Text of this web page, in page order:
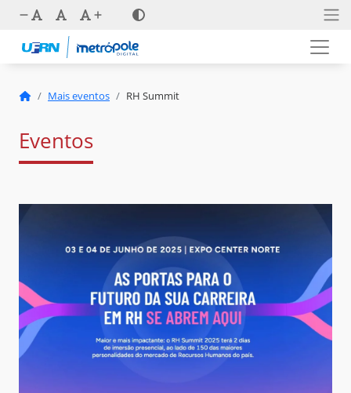
Mais eventos RH Summit
Eventos